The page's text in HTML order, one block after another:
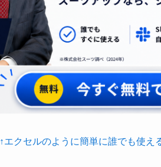
↑エクセルのように簡単に誰でも使